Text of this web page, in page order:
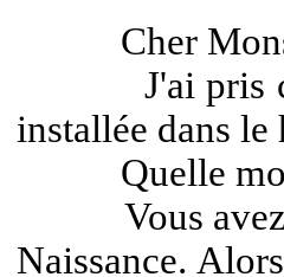
Cher
J'ai pris
installée dans le
Quelle
Vous avez
Naissance.